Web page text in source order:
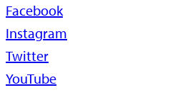
Facebook
Instagram
Twitter
YouTube